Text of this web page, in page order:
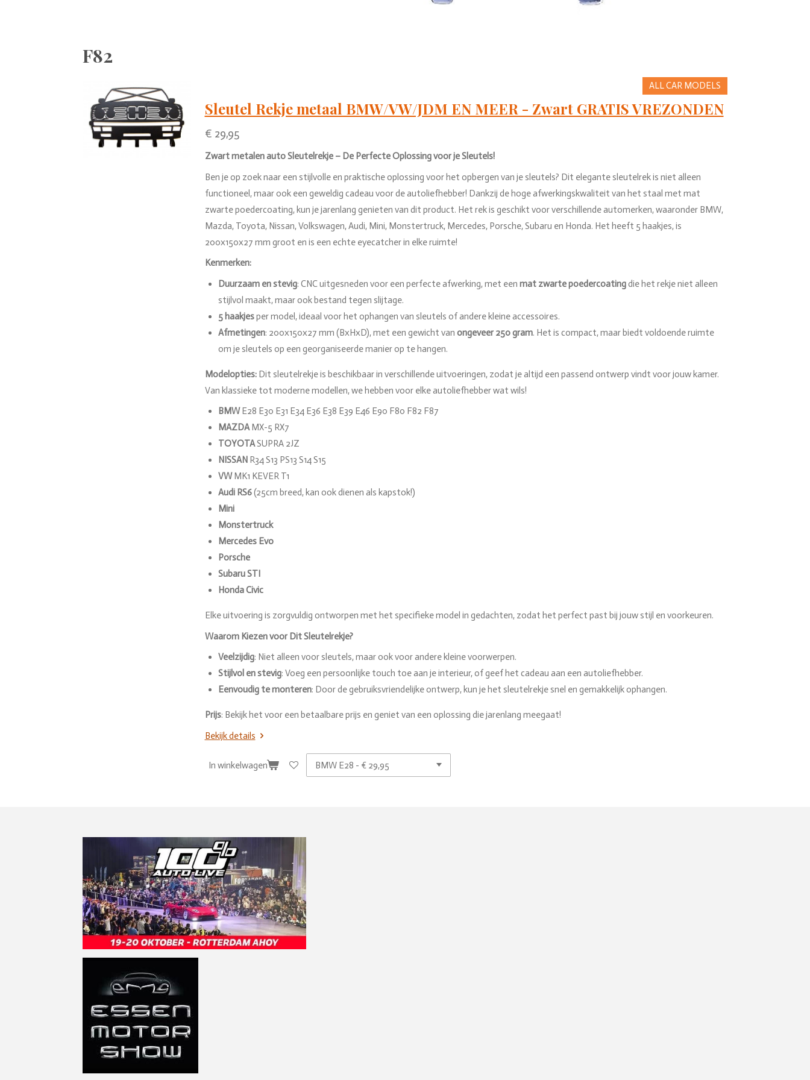
F82
ALL CAR MODELS
Sleutel Rekje metaal BMW/VW/JDM EN MEER - Zwart GRATIS VREZONDEN
€ 29,95
Zwart metalen auto Sleutelrekje – De Perfecte Oplossing voor je Sleutels!
Ben je op zoek naar een stijlvolle en praktische oplossing voor het opbergen van je sleutels? Dit elegante sleutelrek is niet alleen
functioneel, maar ook een geweldig cadeau voor de autoliefhebber! Dankzij de hoge afwerkingskwaliteit van het staal met mat
zwarte poedercoating, kun je jarenlang genieten van dit product. Het rek is geschikt voor verschillende automerken, waaronder BMW,
Mazda, Toyota, Nissan, Volkswagen, Audi, Mini, Monstertruck, Mercedes, Porsche, Subaru en Honda. Het heeft 5 haakjes, is
200x150x27 mm groot en is een echte eyecatcher in elke ruimte!
Kenmerken:
Duurzaam en stevig: CNC uitgesneden voor een perfecte afwerking, met een mat zwarte poedercoatingdie het rekje niet alleen
stijlvol maakt, maar ook bestand tegen slijtage.
5 haakjesper model, ideaal voor het ophangen van sleutels of andere kleine accessoires.
Afmetingen: 200x150x27 mm (BxHxD), met een gewicht van ongeveer 250 gram. Het is compact, maar biedt voldoende ruimte
om je sleutels op een georganiseerde manier op te hangen.
Modelopties:Dit sleutelrekje is beschikbaar in verschillende uitvoeringen, zodat je altijd een passend ontwerp vindt voor jouw kamer.
Van klassieke tot moderne modellen, we hebben voor elke autoliefhebber wat wils!
BMWE28 E30 E31 E34 E36 E38 E39 E46 E90 F80 F82 F87
MAZDAMX-5 RX7
TOYOTASUPRA 2JZ
NISSAN R34 S13 PS13 S14 S15
VWMK1 KEVER T1
Audi RS6(25cm breed, kan ook dienen als kapstok!)
Mini
Monstertruck
Mercedes Evo
Porsche
Subaru STI
Honda Civic
Elke uitvoering is zorgvuldig ontworpen met het specifieke model in gedachten, zodat het perfect past bij jouw stijl en voorkeuren.
Waarom Kiezen voor Dit Sleutelrekje?
Veelzijdig: Niet alleen voor sleutels, maar ook voor andere kleine voorwerpen.
Stijlvol en stevig: Voeg een persoonlijke touch toe aan je interieur, of geef het cadeau aan een autoliefhebber.
Eenvoudig te monteren: Door de gebruiksvriendelijke ontwerp, kun je het sleutelrekje snel en gemakkelijk ophangen.
Prijs: Bekijk het voor een betaalbare prijs en geniet van een oplossing die jarenlang meegaat!
Bekijk details
In winkelwagen